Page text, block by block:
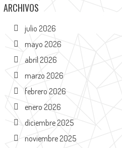
ARCHIVOS
julio 2026
mayo 2026
abril 2026
marzo 2026
febrero 2026
enero 2026
diciembre 2025
noviembre 2025